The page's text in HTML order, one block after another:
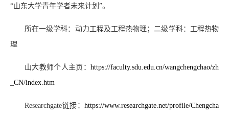
“山东大学青年学者未来计划”。
所在一级学科：动力工程及工程热物理；二级学科：工程热物
理
山大教师个人主页： https://faculty.sdu.edu.cn/wangchengchao/zh
_CN/index.htm
Researchgate链接： https://www.researchgate.net/profile/Chengcha